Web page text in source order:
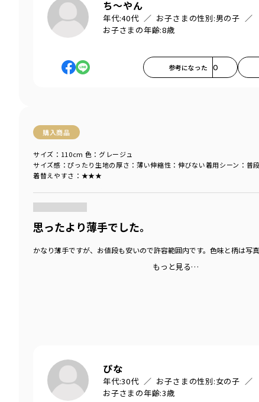
ち〜やん
年代:40代 お子さまの性別:男の子
お子さまの年齢:8歳
参考になった 0
購入商品
サイズ感 ：ぴったり 生地の厚さ ：薄い伸縮性 ：伸びない着用シーン ：普
着替えやすさ ：★★★
サイズ：110cm 色：グレージュ
思ったより薄手でした。
かなり薄手ですが、お値段も安いので許容範囲内です。色味と柄は写
もっと見る…
ぴな
年代:30代 お子さまの性別:女の子
お子さまの年齢:3歳